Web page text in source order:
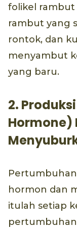
folikel rambut
rambut yang
rontok, dan
menyambut
yang baru.
2.
Hormone)
hormon dan
itulah setiap
pertumbuhan